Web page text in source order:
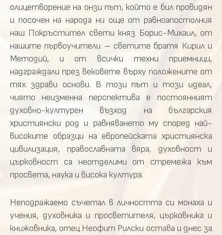
олицетворение на онзи път, който е бил провидян
и посочен на народа ни още от равноапостолния
наш Покръстител свети княз Борис-Михаил, от
нашите първоучители – светите братя Кирил и
Методий, и от всички техни приемници,
надграждали през вековете върху положените от
тях здрави основи. В този път и този идеал,
чиято неизменна перспектива е постоянният
духовно-културен възход на българския
християнски род и равняването му според най-
високите образци на европейската християнска
цивилизация, православната вяра, духовност и
църковност са неотделими от стремежа към
просвета, наука и висока култура.
Неподражаемо съчетал в личността си монаха и
учения, духовника и просветителя, църковника и
книжовника, отец Неофит Рилски остава и днес за